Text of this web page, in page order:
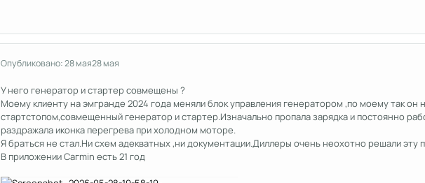
Опубликовано:28 мая28 мая
У него генератор и стартер совмещены ?
Моему клиенту на эмгранде 2024 года меняли блок управления генератором ,по моему так он
стартстопом,совмещенный генератор и стартер.Изначально пропала зарядка и постоянно
раздражала иконка перегрева при холодном моторе.
Я браться не стал.Ни схем адекватных ,ни документации.Диллеры очень неохотно решали эту
В приложении Сагmin есть 21 год